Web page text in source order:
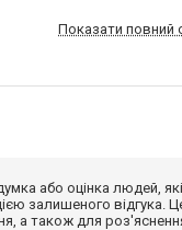
Показати повний
думка або оцінка людей,
залишеного відгука.
а також для